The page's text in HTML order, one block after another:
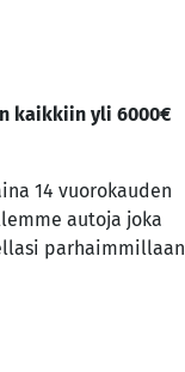
kaikkiin yli 6000€
14 vuorokauden
autoja joka
parhaimmillaan